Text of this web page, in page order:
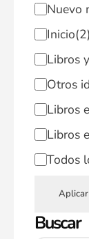
Nuevo
Inicio(2)
Libros
Otros
Libros
Libros
Todos
Aplicar
Buscar